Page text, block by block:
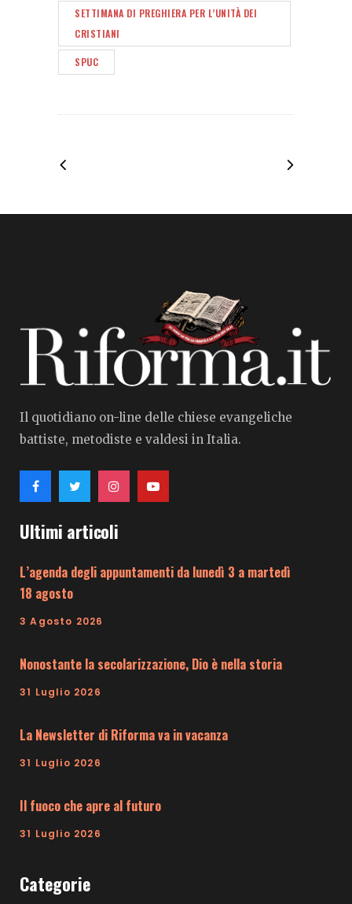
SETTIMANA DI PREGHIERA PER L’UNITÀ DEI
CRISTIANI
SPUC
Il quotidiano on-line delle chiese evangeliche
battiste, metodiste e valdesi in Italia.
Ultimi articoli
L’agenda degli appuntamenti da lunedì 3 a martedì
18 agosto
3 Agosto 2026
Nonostante la secolarizzazione, Dio è nella storia
31 Luglio 2026
La Newsletter di Riforma va in vacanza
31 Luglio 2026
Il fuoco che apre al futuro
31 Luglio 2026
Categorie